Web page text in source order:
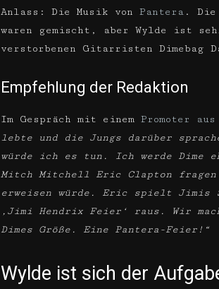
Anlass: Die Musik von Pantera . Die
waren gemischt, aber Wylde ist
verstorbenen Gitarristen
Empfehlung der Redaktion
Im Gespräch mit einem Promoter
lebte und die Jungs darüber
würde ich es tun. Ich werde Dime
Mitch Mitchell Eric Clapton
erweisen würde. Eric spielt Jimis
‚Jimi Hendrix Feier‘ raus. Wir
Dimes Größe. Eine Pantera-Feier!“
Wylde ist sich der